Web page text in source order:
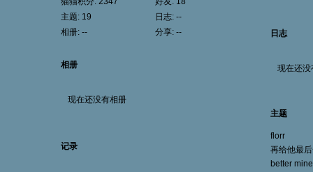
主题: 19 日志: --
相册: -- 分享: --
相册
现在还没有相册
记录
日志
现在还没
主题
florr
再给他最
better